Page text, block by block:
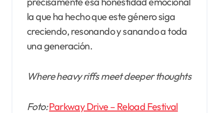
la que ha hecho que este género siga
creciendo, resonando y sanando a toda
una generación.
Where heavy riffs meet deeper thoughts
Foto:Parkway Drive – Reload Festival